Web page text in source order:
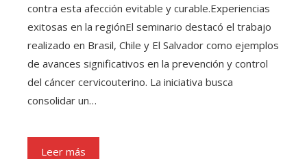
contra esta afección evitable y curable.Experiencias
exitosas en la regiónEl seminario destacó el trabajo
realizado en Brasil, Chile y El Salvador como ejemplos
de avances significativos en la prevención y control
del cáncer cervicouterino. La iniciativa busca
consolidar un…
Leer más